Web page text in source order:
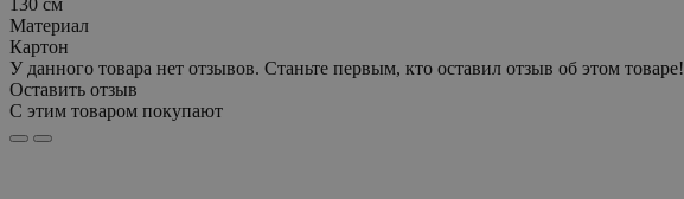
Материал
Картон
У данного товара нет отзывов. Станьте первым, кто оставил отзыв об этом товаре!
Оставить отзыв
С этим товаром покупают